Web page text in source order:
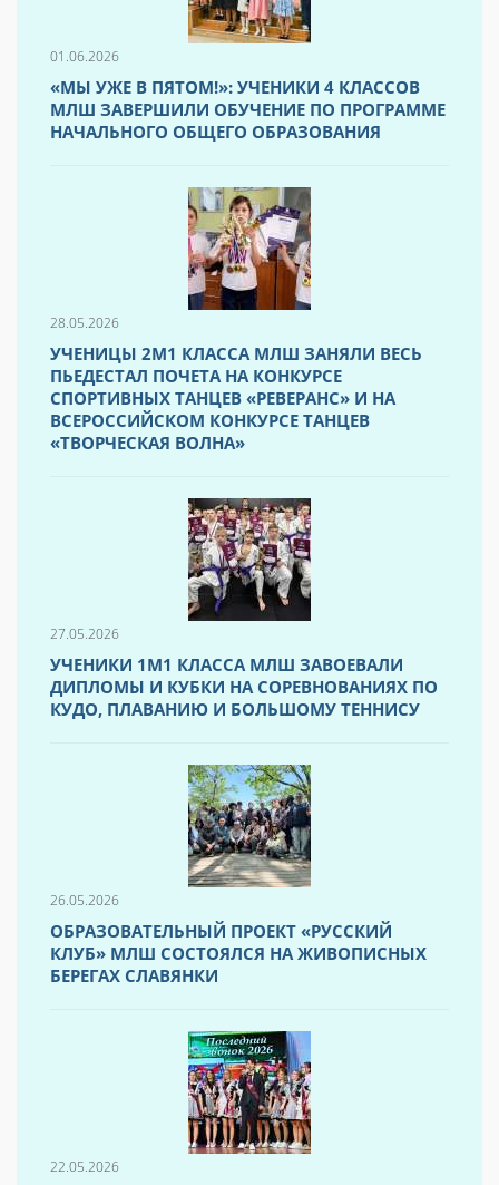
01.06.2026
«МЫ УЖЕ В ПЯТОМ!»: УЧЕНИКИ 4 КЛАССОВ
МЛШ ЗАВЕРШИЛИ ОБУЧЕНИЕ ПО ПРОГРАММЕ
НАЧАЛЬНОГО ОБЩЕГО ОБРАЗОВАНИЯ
28.05.2026
УЧЕНИЦЫ 2М1 КЛАССА МЛШ ЗАНЯЛИ ВЕСЬ
ПЬЕДЕСТАЛ ПОЧЕТА НА КОНКУРСЕ
СПОРТИВНЫХ ТАНЦЕВ «РЕВЕРАНС» И НА
ВСЕРОССИЙСКОМ КОНКУРСЕ ТАНЦЕВ
«ТВОРЧЕСКАЯ ВОЛНА»
27.05.2026
УЧЕНИКИ 1М1 КЛАССА МЛШ ЗАВОЕВАЛИ
ДИПЛОМЫ И КУБКИ НА СОРЕВНОВАНИЯХ ПО
КУДО, ПЛАВАНИЮ И БОЛЬШОМУ ТЕННИСУ
26.05.2026
ОБРАЗОВАТЕЛЬНЫЙ ПРОЕКТ «РУССКИЙ
КЛУБ» МЛШ СОСТОЯЛСЯ НА ЖИВОПИСНЫХ
БЕРЕГАХ СЛАВЯНКИ
22.05.2026